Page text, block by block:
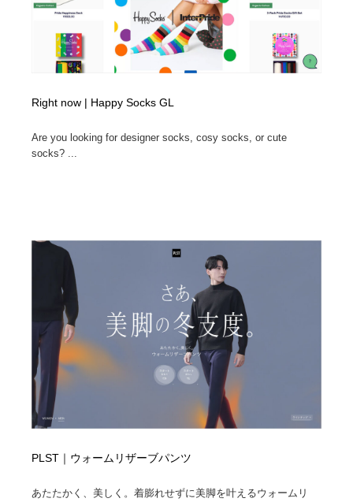
Right now | Happy Socks GL
Are you looking for designer socks, cosy socks, or cute
socks? ...
PLST｜ウォームリザーブパンツ
あたたかく、美しく。着膨れせずに美脚を叶えるウォームリ